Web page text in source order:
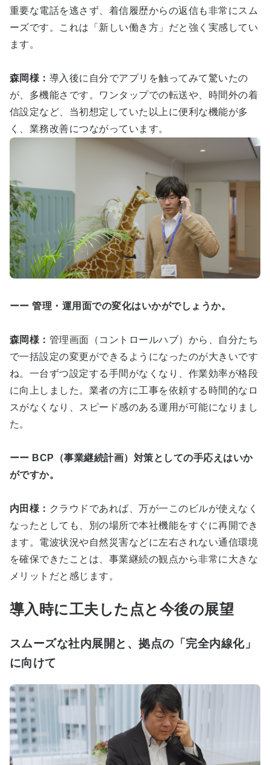
重要な電話を逃さず、着信履歴からの返信も非常にスム
ーズです。これは「新しい働き方」だと強く実感してい
ます。
森岡様： 導入後に自分でアプリを触ってみて驚いたの
が、多機能さです。ワンタップでの転送や、時間外の着
信設定など、当初想定していた以上に便利な機能が多
く、業務改善につながっています。
ーー 管理・運用面での変化はいかがでしょうか。
森岡様： 管理画面（コントロールハブ）から、自分たち
で一括設定の変更ができるようになったのが大きいです
ね。一台ずつ設定する手間がなくなり、作業効率が格段
に向上しました。業者の方に工事を依頼する時間的なロ
スがなくなり、スピード感のある運用が可能になりまし
た。
ーー BCP（事業継続計画）対策としての手応えはいか
がですか。
内田様： クラウドであれば、万が一このビルが使えなく
なったとしても、別の場所で本社機能をすぐに再開でき
ます。電波状況や自然災害などに左右されない通信環境
を確保できたことは、事業継続の観点から非常に大きな
メリットだと感じます。
導入時に工夫した点と今後の展望
スムーズな社内展開と、拠点の「完全内線化」
に向けて